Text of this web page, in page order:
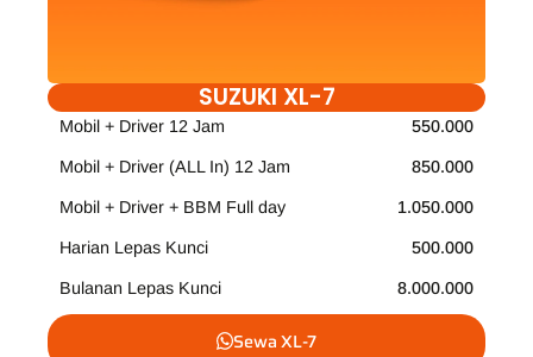
SUZUKI XL-7
Mobil + Driver 12 Jam 550.000
Mobil + Driver (ALL In) 12 Jam 850.000
Mobil + Driver + BBM Full day 1.050.000
Harian Lepas Kunci 500.000
Bulanan Lepas Kunci 8.000.000
Sewa XL-7